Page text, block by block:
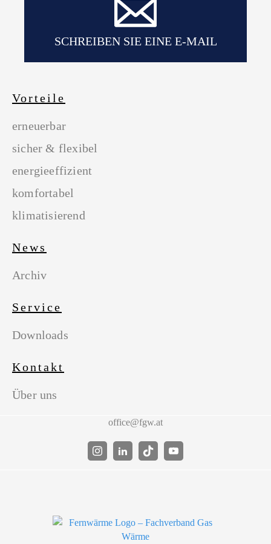
SCHREIBEN SIE EINE E-MAIL
Vorteile
erneuerbar
sicher & flexibel
energieeffizient
komfortabel
klimatisierend
News
Archiv
Service
Downloads
Kontakt
Über uns
office@fgw.at